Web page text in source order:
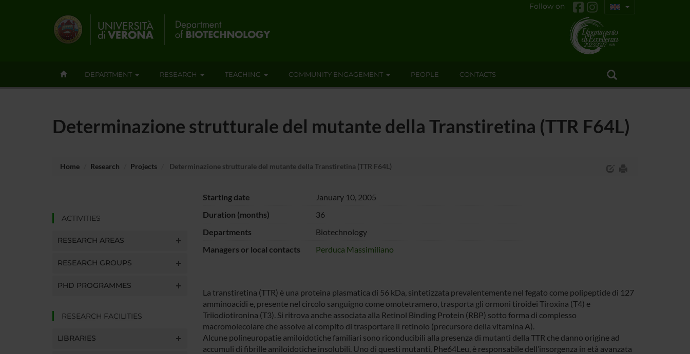
Follow on
DEPARTMENT RESEARCH TEACHING COMMUNITY ENGAGEMENT PEOPLE CONTACTS
Determinazione strutturale del mutante della Transtiretina (TTR F64L)
Home Research Projects Determinazione strutturale del mutante della Transtiretina (TTR F64L)
ACTIVITIES
RESEARCH AREAS
RESEARCH GROUPS
PHD PROGRAMMES
RESEARCH FACILITIES
LIBRARIES
Starting date
January 10, 2005
Duration (months)
36
Departments
Biotechnology
Managers or local contacts
Perduca Massimiliano
La transtiretina (TTR) è una proteina plasmatica di 56 kDa, sintetizzata prevalentemente nel fegato come polipeptide di 127
amminoacidi e, presente nel circolo sanguigno come omotetramero, trasporta gli ormoni tiroidei Tiroxina (T4) e
Triiodiotironina (T3). Si ritrova anche associata alla Retinol Binding Protein (RBP) sotto forma di complesso
macromolecolare che assolve al compito di trasportare il retinolo (precursore della vitamina A).
Alcune polineuropatie amiloidotiche familiari sono riconducibili alla presenza di mutanti della TTR che danno origine ad
accumuli di fibrille amiloidotiche insolubili. Uno di questi mutanti, Phe64Leu, è responsabile dell’insorgenza in età avanzata